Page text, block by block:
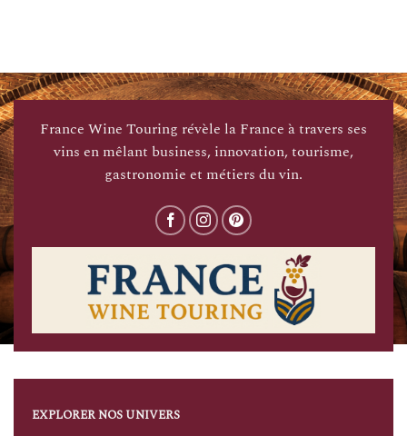
France Wine Touring révèle la France à travers ses
vins en mêlant business, innovation, tourisme,
gastronomie et métiers du vin.
EXPLORER NOS UNIVERS